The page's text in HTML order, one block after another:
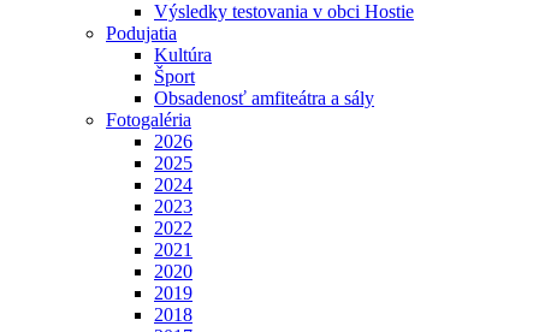
Výsledky testovania v obci Hostie
Podujatia
Kultúra
Šport
Obsadenosť amfiteátra a sály
Fotogaléria
2026
2025
2024
2023
2022
2021
2020
2019
2018